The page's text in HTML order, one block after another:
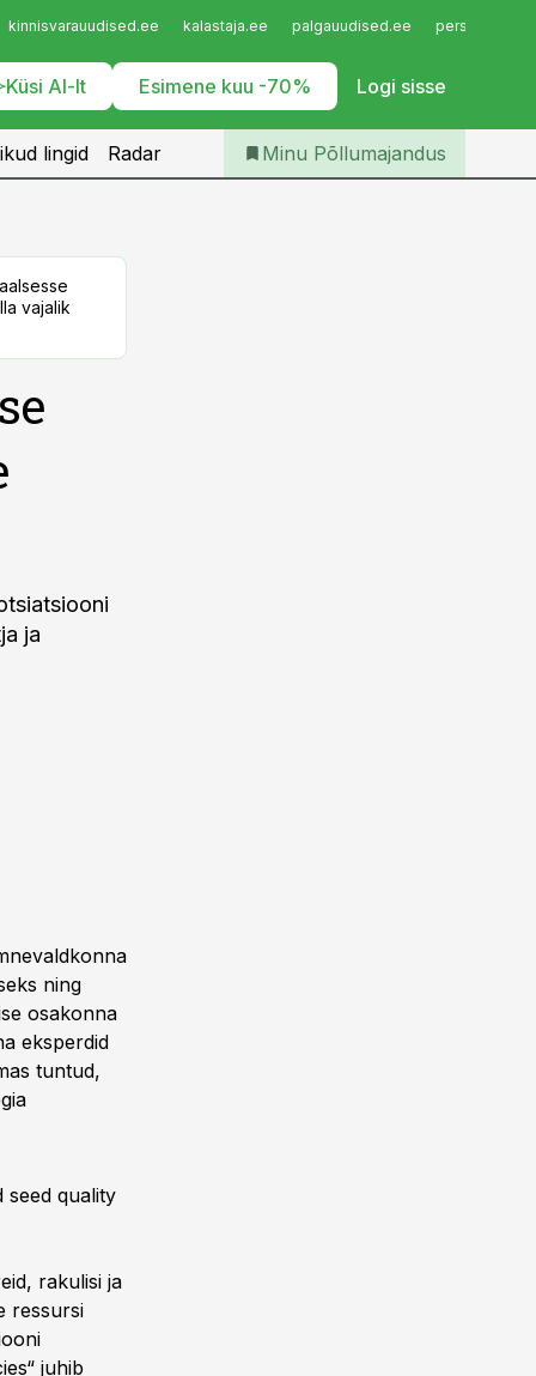
kinnisvarauudised.ee kalastaja.ee palgauudised.ee
Küsi AI-lt Esimene kuu -70% Logi sisse
Iseteenindus
Telli Põllumajandus
lingid Radar Minu Põllumajandus
vajalik
ja
ning
osakonna
eksperdid
tuntud,
seed quality
rakulisi ja
ressursi
juhib